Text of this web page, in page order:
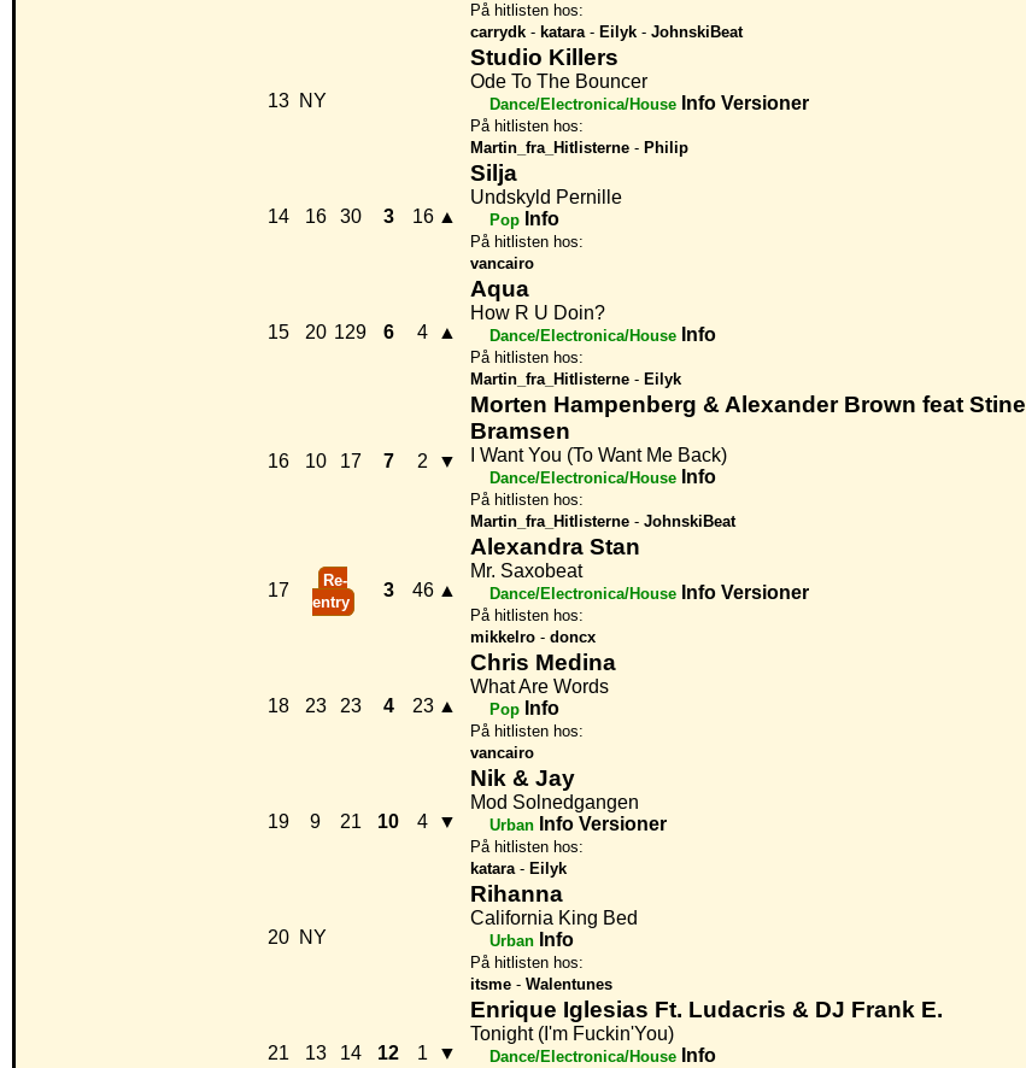
På hitlisten hos:
carrydk - katara- Eilyk - JohnskiBeat
13 NY
Studio Killers
Ode To The Bouncer
Dance/Electronica/House Info Versioner
På hitlisten hos:
Martin_fra_Hitlisterne - Philip
14 16 30 3 16 ▲
Silja
Undskyld Pernille
Pop Info
På hitlisten hos:
vancairo
15 20 129 6 4 ▲
Aqua
How R U Doin?
Dance/Electronica/House Info
På hitlisten hos:
Martin_fra_Hitlisterne - Eilyk
16 10 17 7 2 ▼
Morten Hampenberg & Alexander Brown feat Stine
Bramsen
I Want You (To Want Me Back)
Dance/Electronica/House Info
På hitlisten hos:
Martin_fra_Hitlisterne - JohnskiBeat
17
Re-
entry
3 46 ▲
Alexandra Stan
Mr. Saxobeat
Dance/Electronica/House Info Versioner
På hitlisten hos:
mikkelro - doncx
18 23 23 4 23 ▲
Chris Medina
What Are Words
Pop Info
På hitlisten hos:
vancairo
19 9 21 10 4 ▼
Nik & Jay
Mod Solnedgangen
Urban Info Versioner
På hitlisten hos:
katara- Eilyk
20 NY
Rihanna
California King Bed
Urban Info
På hitlisten hos:
itsme - Walentunes
21 13 14 12 1 ▼
Enrique Iglesias Ft. Ludacris & DJ Frank E.
Tonight (I'm Fuckin'You)
Dance/Electronica/House Info